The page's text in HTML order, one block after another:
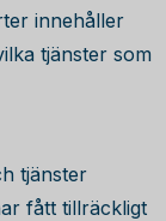
innehåller
tjänster som
tjänster
fått tillräckligt